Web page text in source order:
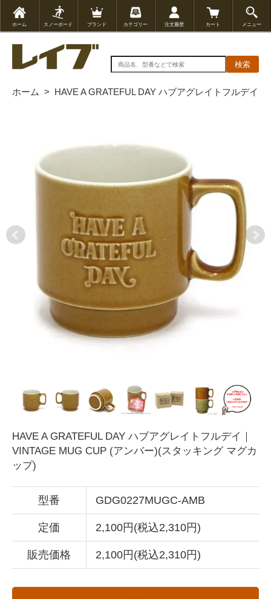
ホーム スノーボード ブランド カテゴリー 注文履歴 カート メニュー
検索
ホーム > HAVE A GRATEFUL DAY ハブアグレイトフルデイ
HAVE A GRATEFUL DAY ハブアグレイトフルデイ｜
VINTAGE MUG CUP (アンバー)(スタッキング マグカ
ップ)
型番 GDG0227MUGC-AMB
定価 2,100円(税込2,310円)
販売価格 2,100円(税込2,310円)